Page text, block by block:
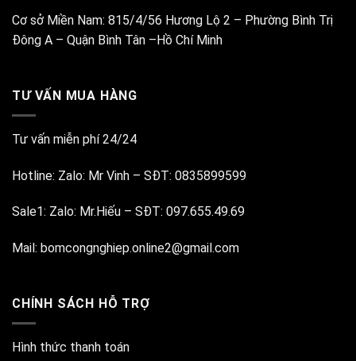
Cơ sở Miền Nam: 815/4/56 Hương Lộ 2 – Phường Bình Trị
Đông A – Quận Bình Tân –Hồ Chí Minh
TƯ VẤN MUA HÀNG
Tư vấn miễn phí 24/24
Hotline: Zalo: Mr Vinh – SĐT: 0835899599
Sale1: Zalo: Mr.Hiếu – SĐT: 097.655.49.69
Mail: bomcongnghiep.online2@gmail.com
CHÍNH SÁCH HỖ TRỢ
Hình thức thanh toán